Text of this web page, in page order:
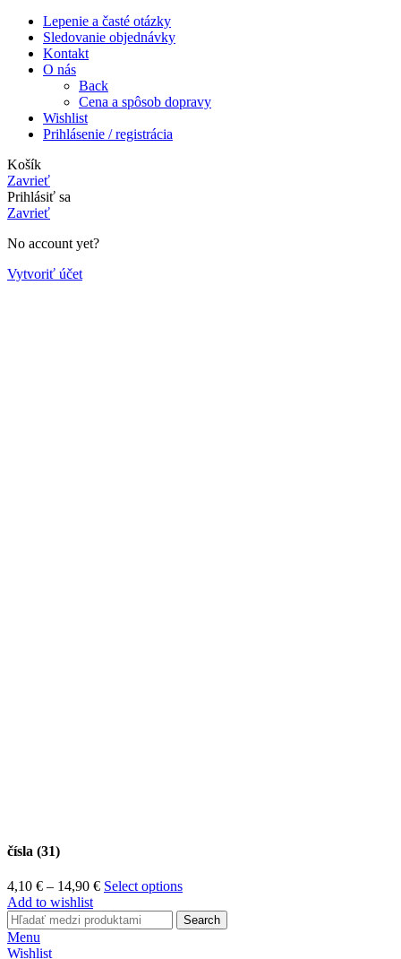
Lepenie a časté otázky
Sledovanie objednávky
Kontakt
O nás
Back
Cena a spôsob dopravy
Wishlist
Prihlásenie / registrácia
Košík
Zavrieť
Prihlásiť sa
Zavrieť
No account yet?
Vytvoriť účet
čísla (31)
4,10 € – 14,90 €Price
4,10 €
through
Select options
Add to wishlist
Search
Menu
Wishlist